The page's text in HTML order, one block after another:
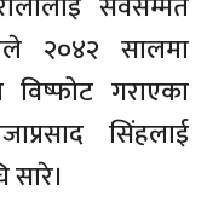
२०४२ सालमा
विष्फोट गराएका
सिंहलाई
सारे।